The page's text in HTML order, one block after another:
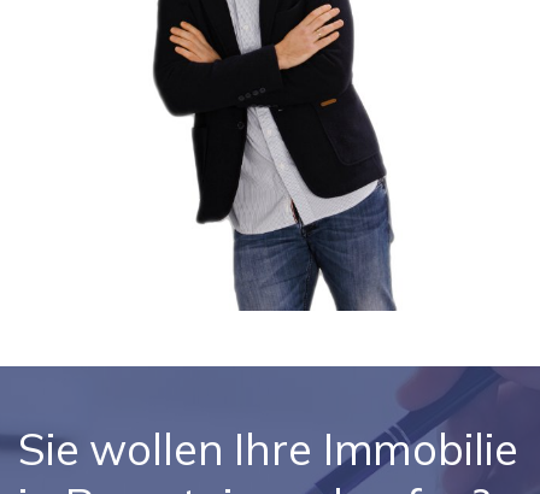
Sie wollen Ihre Immobilie